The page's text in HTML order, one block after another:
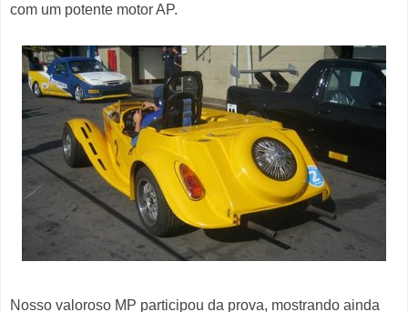
com um potente motor AP.
Nosso valoroso MP participou da prova, mostrando ainda